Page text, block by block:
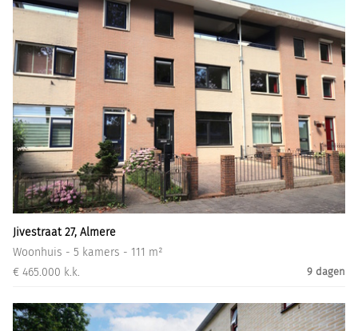
Jivestraat 27, Almere
Woonhuis - 5 kamers - 111 m²
€ 465.000 k.k.
9 dagen